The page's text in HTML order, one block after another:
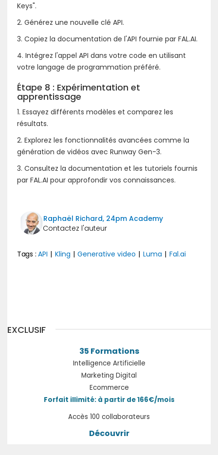
Keys".
2. Générez une nouvelle clé API.
3. Copiez la documentation de l'API fournie par FAL.AI.
4. Intégrez l'appel API dans votre code en utilisant
votre langage de programmation préféré.
Étape 8 : Expérimentation et
apprentissage
1. Essayez différents modèles et comparez les
résultats.
2. Explorez les fonctionnalités avancées comme la
génération de vidéos avec Runway Gen-3.
3. Consultez la documentation et les tutoriels fournis
par FAL.AI pour approfondir vos connaissances.
Raphaël Richard, 24pm Academy
Tags : API | Kling | Generative video | Luma | Fal.ai
EXCLUSIF
35 Formations
Intelligence Artificielle
Marketing Digital
Ecommerce
Forfait illimité: à partir de 166€/mois
Accès 100 collaborateurs
Découvrir